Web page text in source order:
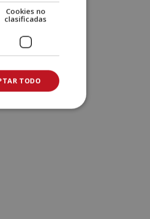
e
:
Cookies no
clasificadas
TODO